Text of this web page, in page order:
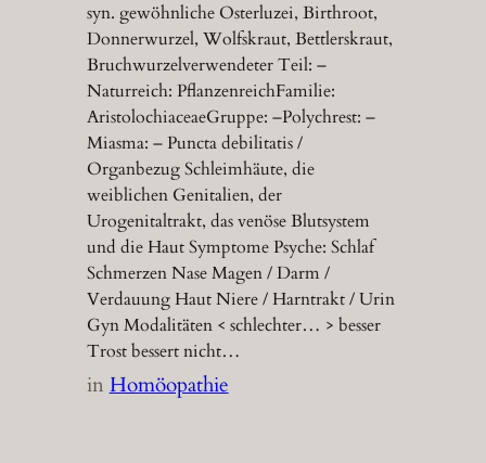
syn. gewöhnliche Osterluzei, Birthroot,
Donnerwurzel, Wolfskraut, Bettlerskraut,
Bruchwurzelverwendeter Teil: –
Naturreich: PflanzenreichFamilie:
AristolochiaceaeGruppe: –Polychrest: –
Miasma: – Puncta debilitatis /
Organbezug Schleimhäute, die
weiblichen Genitalien, der
Urogenitaltrakt, das venöse Blutsystem
und die Haut Symptome Psyche: Schlaf
Schmerzen Nase Magen / Darm /
Verdauung Haut Niere / Harntrakt / Urin
Gyn Modalitäten < schlechter… > besser
Trost bessert nicht…
inHomöopathie